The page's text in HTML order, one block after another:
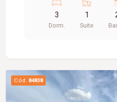
aconchegante e cozinha
sob a pia. Possui ainda
vaga de garagem coberta.
3
Dorm.
1
Suite
Cód. 84838